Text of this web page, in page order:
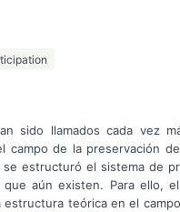
sido llamados cada vez
campo de la preservación
estructuró el sistema de
que aún existen. Para ello,
teórica en el